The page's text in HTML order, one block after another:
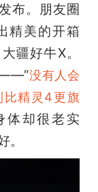
布。朋友圈
精美的开箱
疆好牛X。
——“没有人会
比精灵4更旗
体却很老实